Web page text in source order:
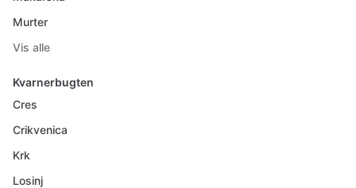
Murter
Vis alle
Kvarnerbugten
Cres
Crikvenica
Krk
Losinj